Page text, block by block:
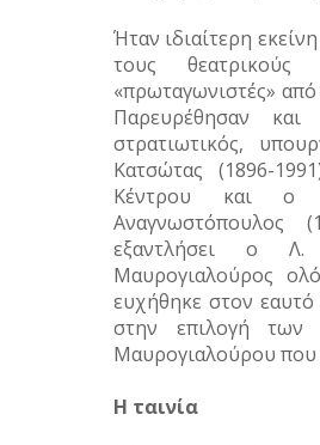
Ήταν ιδιαίτερη
τους
«πρωταγωνιστές»
Παρευρέθησαν
στρατιωτικός,
Κατσώτας (1896-
Κέντρου και ο
Αναγνωστόπουλος
εξαντλήσει ο
Μαυρογιαλούρος
ευχήθηκε στον
στην επιλογή
Μαυρογιαλούρου που
Η ταινία